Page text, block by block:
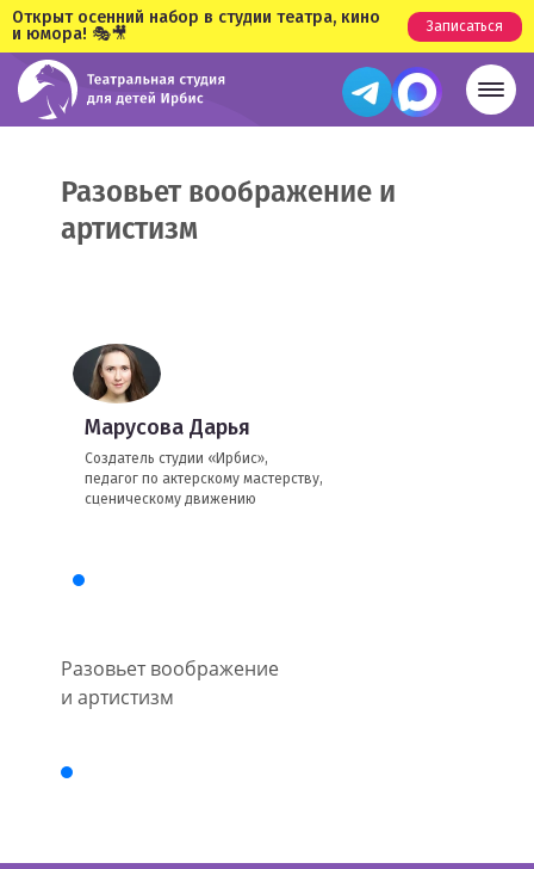
Открыт осенний набор в студии театра, кино
и юмора! 🎭🎥
Записаться
Разовьет воображение и
артистизм
Марусова Дарья
Создатель студии «Ирбис»,
педагог по актерскому мастерству,
сценическому движению
Разовьет воображение
и артистизм